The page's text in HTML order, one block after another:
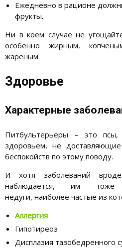
Ежедневно в рационе
фрукты.
Ни в коем случае не
особенно жирным,
жареным.
Здоровье
Характерные
Питбультерьеры – это
здоровьем, не
беспокойств по этому поводу.
И хотя заболеваний
наблюдается, им тоже
недуги, наиболее частые из
Аллергия
Гипотиреоз
Дисплазия тазобедренного